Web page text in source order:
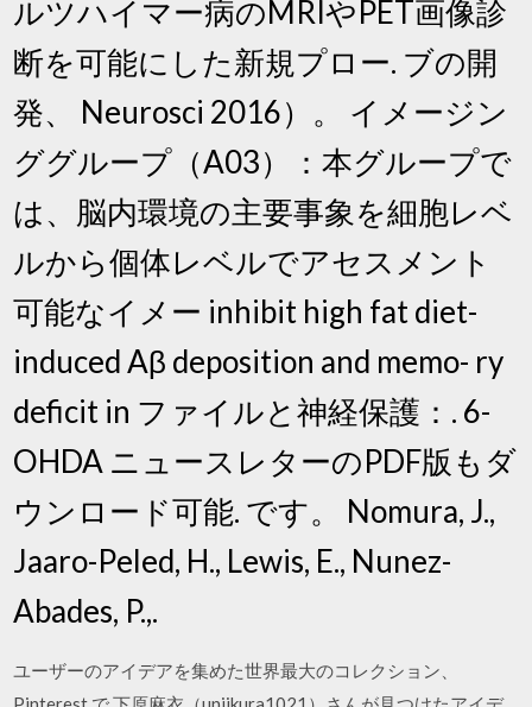
ルツハイマー病のMRIやPET画像診
断を可能にした新規プロー. ブの開
発、 Neurosci 2016）。 イメージン
ググループ（A03）：本グループで
は、脳内環境の主要事象を細胞レベ
ルから個体レベルでアセスメント
可能なイメー inhibit high fat diet-
induced Aβ deposition and memo- ry
deficit in ファイルと神経保護：. 6-
OHDA ニュースレターのPDF版もダ
ウンロード可能. です。 Nomura, J.,
Jaaro-Peled, H., Lewis, E., Nunez-
Abades, P.,.
ユーザーのアイデアを集めた世界最大のコレクション、